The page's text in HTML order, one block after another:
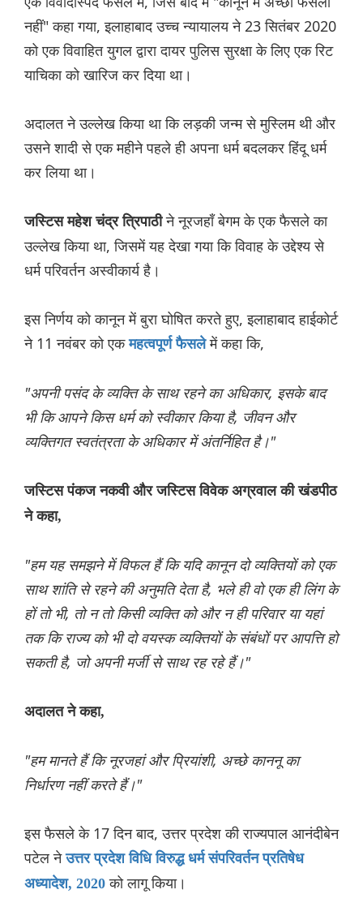
नहीं" कहा गया, इलाहाबाद उच्च न्यायालय ने 23 सितंबर 2020
को एक विवाहित युगल द्वारा दायर पुलिस सुरक्षा के लिए एक रिट
याचिका को खारिज कर दिया था।
अदालत ने उल्लेख किया था कि लड़की जन्म से मुस्लिम थी और
उसने शादी से एक महीने पहले ही अपना धर्म बदलकर हिंदू धर्म
कर लिया था।
जस्टिस महेश चंद्र त्रिपाठीने नूरजहाँ बेगम के एक फैसले का
उल्लेख किया था, जिसमें यह देखा गया कि विवाह के उद्देश्य से
धर्म परिवर्तन अस्वीकार्य है।
इस निर्णय को कानून में बुरा घोषित करते हुए, इलाहाबाद हाईकोर्ट
ने 11 नवंबर को एकमहत्वपूर्ण फैसलेमें कहा कि,
"अपनी पसंद के व्यक्ति के साथ रहने का अधिकार, इसके बाद
भी कि आपने किस धर्म को स्वीकार किया है, जीवन और
व्यक्तिगत स्वतंत्रता के अधिकार में अंतर्निहित है।"
जस्टिस पंकज नकवी और जस्टिस विवेक अग्रवाल की खंडपीठ
ने कहा,
"हम यह समझने में विफल हैं कि यदि कानून दो व्यक्तियों को एक
साथ शांति से रहने की अनुमति देता है, भले ही वो एक ही ल‌िंग के
हों तो भी, तो न तो किसी व्यक्ति को और न ही परिवार या यहां
तक ​​कि राज्य को भी दो वयस्क व्यक्तियों के संबंधों पर आपत्ति हो
सकती है, जो अपनी मर्जी से साथ रह रहे हैं।"
अदालत ने कहा,
"हम मानते हैं कि नूरजहां और प्रियांशी, अच्छे काननू का
निर्धारण नहीं करते हैं।"
इस फैसले के 17 दिन बाद, उत्तर प्रदेश की राज्यपाल आनंदीबेन
पटेल नेउत्तर प्रदेश विधि विरुद्ध धर्म संपरिवर्तन प्रतिषेध
अध्यादेश, 2020 को लागू किया।